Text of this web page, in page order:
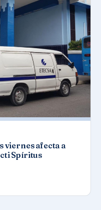
viernes afecta a
Spíritus